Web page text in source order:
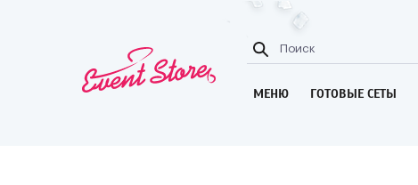
МЕНЮ ГОТОВЫЕ СЕТЫ